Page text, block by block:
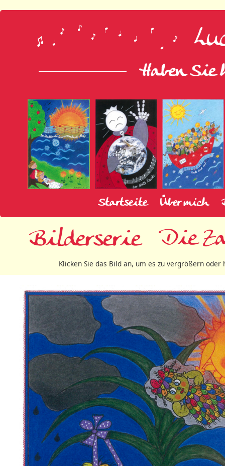
Startseite Über mich
Klicken Sie das Bild an, um es zu vergrößern oder